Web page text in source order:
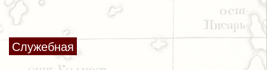
Служебная